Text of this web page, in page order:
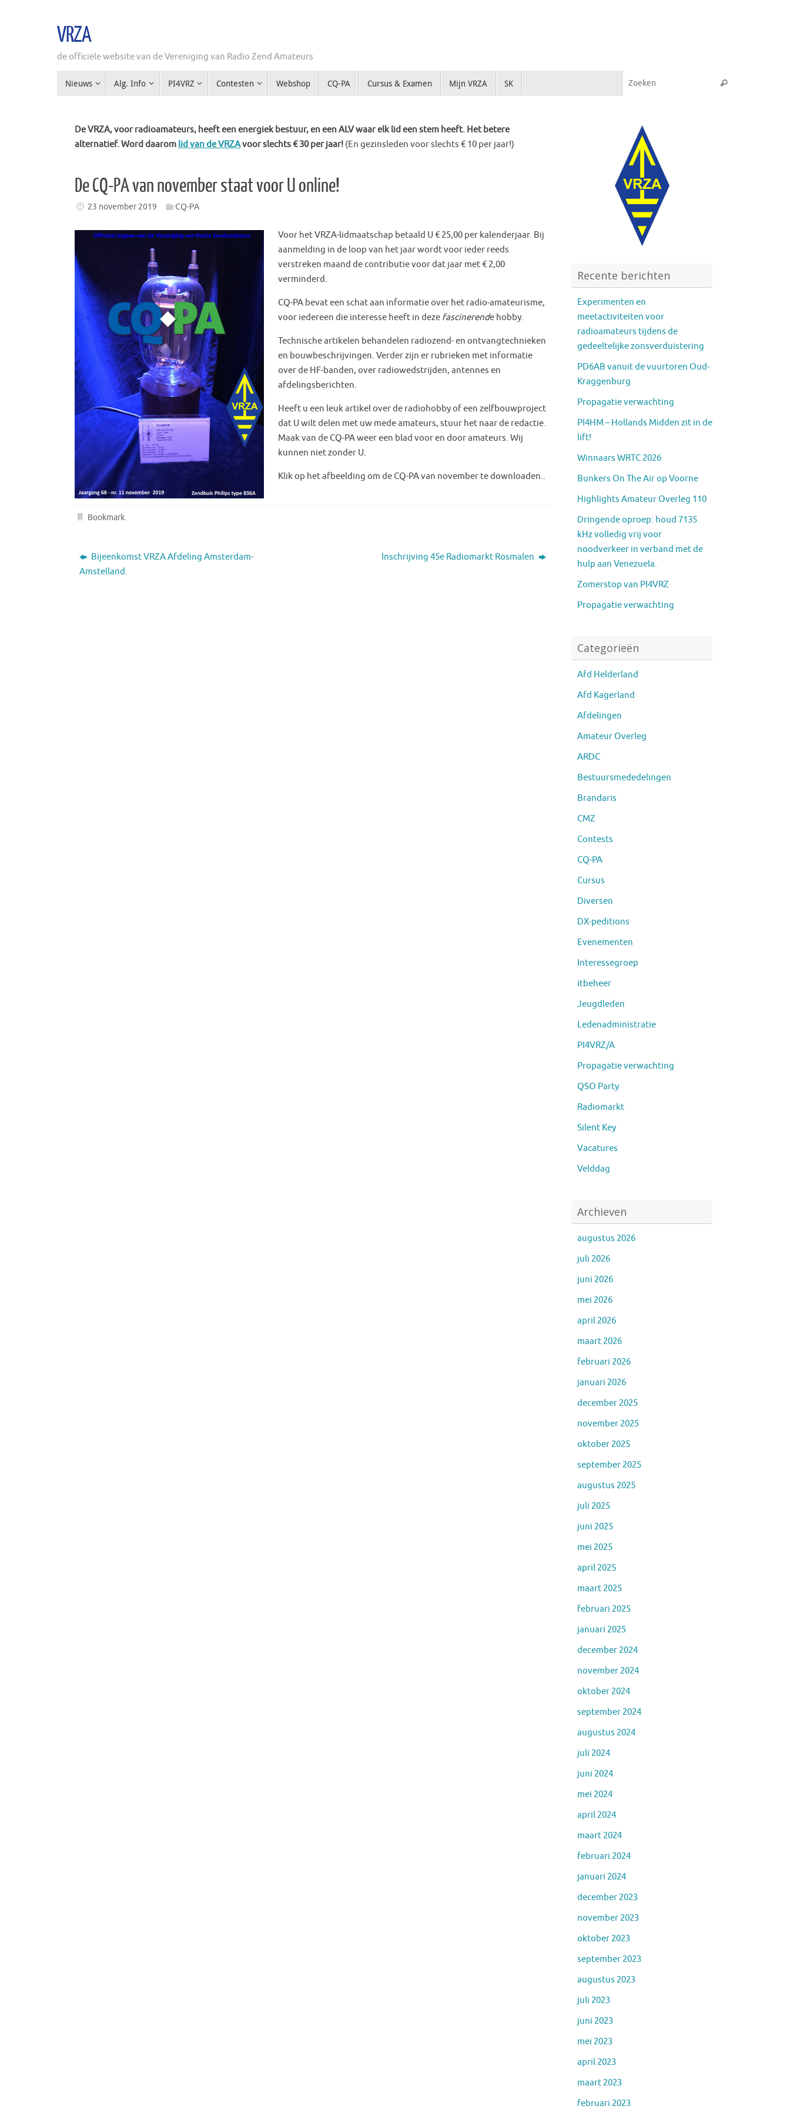
VRZA
de officiële website van de Vereniging van Radio Zend Amateurs
naarNieuws Alg. Info PI4VRZ Contesten Webshop CQ-PA Cursus & Examen Mijn VRZA SK Zoeken
De VRZA, voor radioamateurs, heeft een energiek bestuur, en een ALV waar elk lid een stem heeft. Het betere
alternatief. Word daarom lid van de VRZAvoor slechts € 30 per jaar! (En gezinsleden voor slechts € 10 per jaar!)
De CQ-PA van november staat voor U online!
23 november 2019 CQ-PA
Voor het VRZA-lidmaatschap betaald U € 25,00 per kalenderjaar. Bij
aanmelding in de loop van het jaar wordt voor ieder reeds
verstreken maand de contributie voor dat jaar met € 2,00
verminderd.
CQ-PA bevat een schat aan informatie over het radio-amateurisme,
voor iedereen die interesse heeft in deze fascinerende hobby.
Technische artikelen behandelen radiozend- en ontvangtechnieken
en bouwbeschrijvingen. Verder zijn er rubrieken met informatie
over de HF-banden, over radiowedstrijden, antennes en
afdelingsberichten.
Heeft u een leuk artikel over de radiohobby of een zelfbouwproject
dat U wilt delen met uw mede amateurs, stuur het naar de redactie.
Maak van de CQ-PA weer een blad voor en door amateurs. Wij
kunnen niet zonder U.
Klik op het afbeelding om de CQ-PA van november te downloaden..
Bookmark.
Bijeenkomst VRZA Afdeling Amsterdam-
Amstelland.
Inschrijving 45e Radiomarkt Rosmalen
Recente berichten
Experimenten en
meetactiviteiten voor
radioamateurs tijdens de
gedeeltelijke zonsverduistering
PD6AB vanuit de vuurtoren Oud-
Kraggenburg
Propagatie verwachting
PI4HM – Hollands Midden zit in de
lift!
Winnaars WRTC 2026
Bunkers On The Air op Voorne
Highlights Amateur Overleg 110
Dringende oproep: houd 7135
kHz volledig vrij voor
noodverkeer in verband met de
hulp aan Venezuela.
Zomerstop van PI4VRZ
Propagatie verwachting
Categorieën
Afd Helderland
Afd Kagerland
Afdelingen
Amateur Overleg
ARDC
Bestuursmededelingen
Brandaris
CMZ
Contests
CQ-PA
Cursus
Diversen
DX-peditions
Evenementen
Interessegroep
itbeheer
Jeugdleden
Ledenadministratie
PI4VRZ/A
Propagatie verwachting
QSO Party
Radiomarkt
Silent Key
Vacatures
Velddag
Archieven
augustus 2026
juli 2026
juni 2026
mei 2026
april 2026
maart 2026
februari 2026
januari 2026
december 2025
november 2025
oktober 2025
september 2025
augustus 2025
juli 2025
juni 2025
mei 2025
april 2025
maart 2025
februari 2025
januari 2025
december 2024
november 2024
oktober 2024
september 2024
augustus 2024
juli 2024
juni 2024
mei 2024
april 2024
maart 2024
februari 2024
januari 2024
december 2023
november 2023
oktober 2023
september 2023
augustus 2023
juli 2023
juni 2023
mei 2023
april 2023
maart 2023
februari 2023